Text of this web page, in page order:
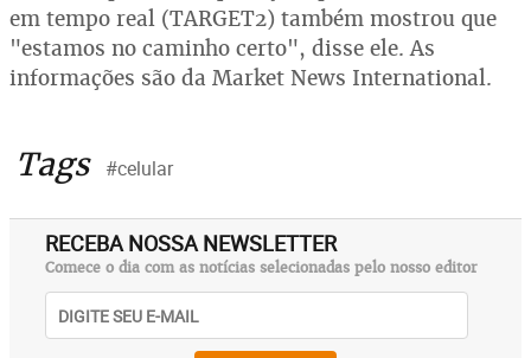
em tempo real (TARGET2) também mostrou que
"estamos no caminho certo", disse ele. As
informações são da Market News International.
Tags #celular
RECEBA NOSSA NEWSLETTER
Comece o dia com as notícias selecionadas pelo nosso editor